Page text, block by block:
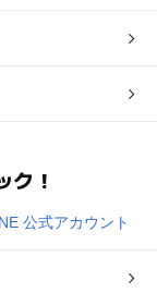
ク！